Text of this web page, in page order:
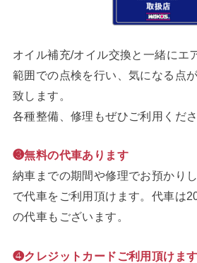
オイル補充/オイル交換と一緒にエ
範囲での点検を行い、気になる点
致します。
各種整備、修理もぜひご利用くださ
❸無料の代車あります
納車までの期間や修理でお預かり
で代車をご利用頂けます。代車は
の代車もございます。
❹クレジットカードご利用頂けます